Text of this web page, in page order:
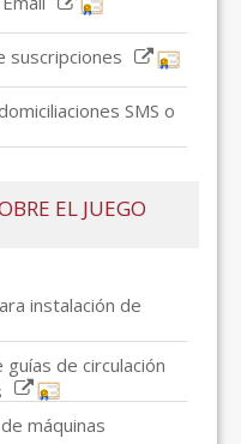
suscripciones
SMS o
EL JUEGO
instalación de
de circulación
máquinas